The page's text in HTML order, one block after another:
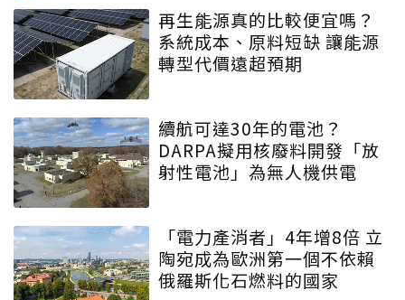
再生能源真的比較便宜嗎？
系統成本、原料短缺 讓能源
轉型代價遠超預期
續航可達30年的電池？
DARPA擬用核廢料開發「放
射性電池」為無人機供電
「電力產消者」4年增8倍 立
陶宛成為歐洲第一個不依賴
俄羅斯化石燃料的國家